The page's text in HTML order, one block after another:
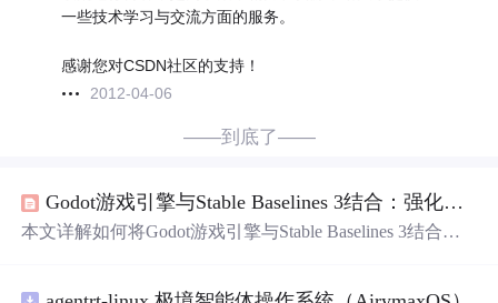
一些技术学习与交流方面的服务。
感谢您对CSDN社区的支持！
2012-04-06
——到底了——
Godot游戏引擎与Stable Baselines 3结合：强化学习AI训练实战指南
本文详解如何将Godot游戏引擎与Stable Baselines 3结合，